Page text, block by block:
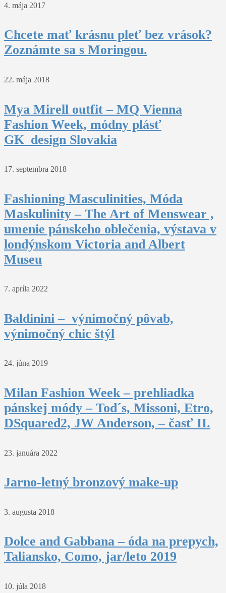
4. mája 2017
Chcete mať krásnu pleť bez vrások?
Zoznámte sa s Moringou.
22. mája 2018
Mya Mirell outfit – MQ Vienna
Fashion Week, módny plásť
GK_design Slovakia
17. septembra 2018
Fashioning Masculinities, Móda
Maskulinity – The Art of Menswear ,
umenie pánskeho oblečenia, výstava v
londýnskom Victoria and Albert
Museu
7. apríla 2022
Baldinini – výnimočný pôvab,
výnimočný chic štýl
24. júna 2019
Milan Fashion Week – prehliadka
pánskej módy – Tod´s, Missoni, Etro,
DSquared2, JW Anderson, – časť II.
23. januára 2022
Jarno-letný bronzový make-up
3. augusta 2018
Dolce and Gabbana – óda na prepych,
Taliansko, Como, jar/leto 2019
10. júla 2018